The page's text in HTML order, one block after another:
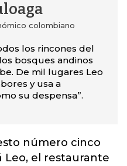
colombiano
los rincones del
bosques andinos
De mil lugares Leo
y usa a
su despensa”.
número cinco
Leo, el restaurante